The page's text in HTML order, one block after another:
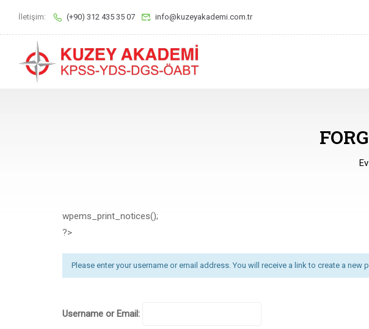
İletişim: (+90) 312 435 35 07 info@kuzeyakademi.com.tr
Ev
wpems_print_notices();
?>
Please enter your username or email address. You will receive a link to create a new
Username or Email: